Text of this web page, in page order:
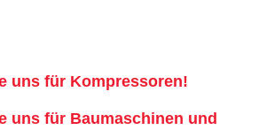
uns für Kompressoren!
uns für Baumaschinen und